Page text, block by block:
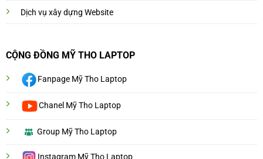
Dịch vụ xây dựng Website
CỘNG ĐỒNG MỸ THO LAPTOP
Fanpage Mỹ Tho Laptop
Chanel Mỹ Tho Laptop
Group Mỹ Tho Laptop
Instagram Mỹ Tho Laptop